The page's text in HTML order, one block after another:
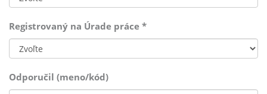
Registrovaný na Úrade práce *
Odporučil (meno/kód)